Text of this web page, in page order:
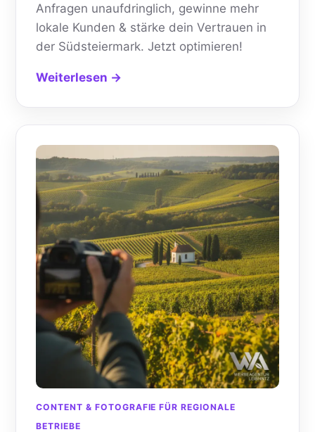
Anfragen unaufdringlich, gewinne mehr
lokale Kunden & stärke dein Vertrauen in
der Südsteiermark. Jetzt optimieren!
Weiterlesen →
CONTENT & FOTOGRAFIE FÜR REGIONALE
BETRIEBE